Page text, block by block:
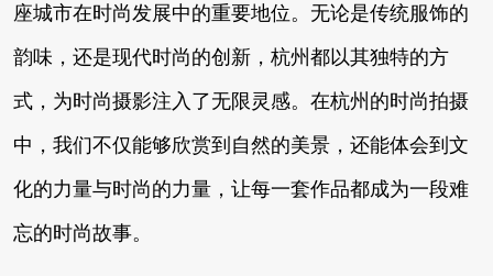
座城市在时尚发展中的重要地位。无论是传统服饰的
韵味，还是现代时尚的创新，杭州都以其独特的方
式，为时尚摄影注入了无限灵感。在杭州的时尚拍摄
中，我们不仅能够欣赏到自然的美景，还能体会到文
化的力量与时尚的力量，让每一套作品都成为一段难
忘的时尚故事。